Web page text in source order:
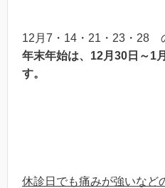
12月7・14・21・23・28
年末年始は、12月30日～1
す。
休診日でも痛みが強いなど